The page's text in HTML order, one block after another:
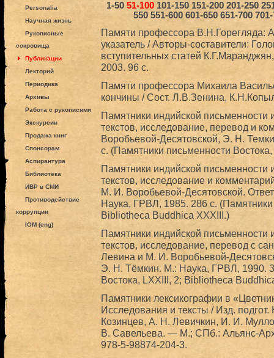
Personalia
Научная жизнь
Рукописные
сокровища
Публикации
Лекторий
Периодика
Архивы
Работа с рукописями
Экскурсии
Продажа книг
Спонсорам
Аспирантура
Библиотека
ИВР в СМИ
Противодействие
коррупции
IOM (eng)
1-50 51-100 101-150 151-200 201-250
550 551-600 601-650 651-700
Памяти профессора В.Н.Горегляда:
указатель / Авторы-составители:
вступительных статей
2003. 96 с.
Памяти профессора Михаила
кончины / Сост. Л.В.Зенина,
Памятники индийской
текстов, исследование, перевод и
Воробьевой-Десятовской, Э. Н.
с. (Памятники письменности
Памятники индийской
текстов, исследование и
М. И. Воробьевой-Десятовской.
Наука, ГРВЛ, 1985. 286 с.
Bibliotheca Buddhica XXXIII.)
Памятники индийской
текстов, исследование, перевод с
Левина и М. И. Воробьевой-
Э. Н. Тёмкин. М.: Наука, ГРВЛ, 1990.
Востока, LXXIII, 2; Bibliotheca
Памятники лексикографии в
Исследования и тексты / Изд.
Козинцев, А. Н. Левичкин, И. И.
В. Савельева. — М.; СПб.: Альянс-
978-5-98874-204-3.